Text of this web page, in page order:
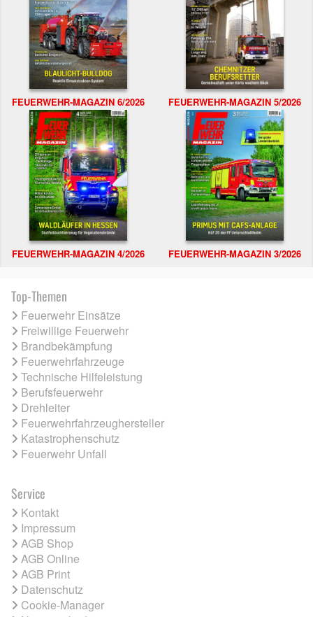
FEUERWEHR-MAGAZIN 6/2026 FEUERWEHR-MAGAZIN 5/2026
FEUERWEHR-MAGAZIN 4/2026 FEUERWEHR-MAGAZIN 3/2026
Top-Themen
Feuerwehr Einsätze
Freiwillige Feuerwehr
Brandbekämpfung
Feuerwehrfahrzeuge
Technische Hilfeleistung
Berufsfeuerwehr
Drehleiter
Feuerwehrfahrzeughersteller
Katastrophenschutz
Feuerwehr Unfall
Service
Kontakt
Impressum
AGB Shop
AGB Online
AGB Print
Datenschutz
Cookie-Manager